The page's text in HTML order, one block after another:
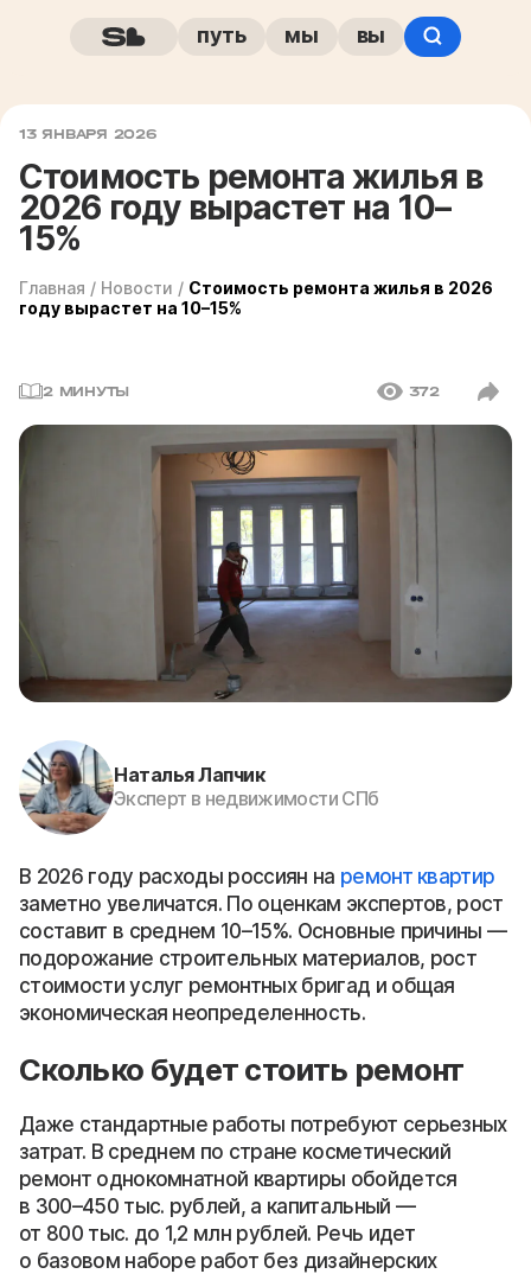
путь мы вы
13 ЯНВАРЯ 2026
Стоимость ремонта жилья в
2026 году вырастет на 10–
15%
Главная / Новости / Стоимость ремонта жилья в 2026
году вырастет на 10–15%
2 МИНУТЫ 372
Наталья Лапчик
Эксперт в недвижимости СПб
В 2026 году расходы россиян на ремонт квартир
заметно увеличатся. По оценкам экспертов, рост
составит в среднем 10–15%. Основные причины —
подорожание строительных материалов, рост
стоимости услуг ремонтных бригад и общая
экономическая неопределенность.
Сколько будет стоить ремонт
Даже стандартные работы потребуют серьезных
затрат. В среднем по стране косметический
ремонт однокомнатной квартиры обойдется
в 300–450 тыс. рублей, а капитальный —
от 800 тыс. до 1,2 млн рублей. Речь идет
о базовом наборе работ без дизайнерских